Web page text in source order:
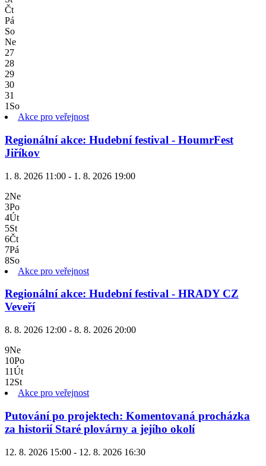
Čt
Pá
So
Ne
27
28
29
30
31
1 So
Akce pro veřejnost
Regionální akce: Hudební festival - HoumrFest
Jiříkov
1. 8. 2026 11:00 - 1. 8. 2026 19:00
2Ne
3Po
4Út
5St
6Čt
7Pá
8So
Akce pro veřejnost
Regionální akce: Hudební festival - HRADY CZ
Veveří
8. 8. 2026 12:00 - 8. 8. 2026 20:00
9Ne
10Po
11Út
12St
Akce pro veřejnost
Putování po projektech: Komentovaná procházka
za historií Staré plovárny a jejího okolí
12. 8. 2026 15:00 - 12. 8. 2026 16:30